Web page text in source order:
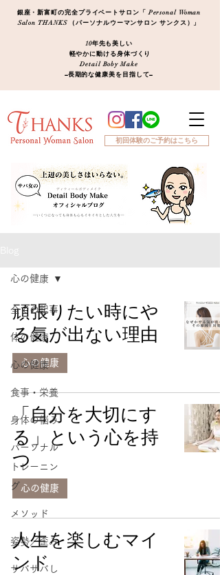
銀座・新富町の完全プライベートサロン「 Personal Woman
Salon THANKS （パーソナルウーマンサロン サンクス）」
10年先も美しい
軽やかに動ける身体づくり
Detail Boby Make
​−長期的な健康美を目指して−
初回体験のご予約はこちら
全ての記事
体の健康
心の健康
食事・栄養
身体の悩み
パーソナル
トレーニン
グ
メソッド
姿勢／歪み
サバサバし
心の健康
頑張りたい時にや
る気が出ない理由
心の健康
「自分を大切にす
る」という心を持
つ
心の健康
人生を楽しむマイ
ンド